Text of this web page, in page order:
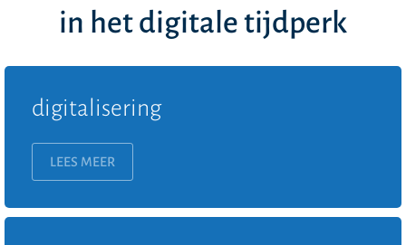
in het digitale tijdperk
digitalisering
LEES MEER